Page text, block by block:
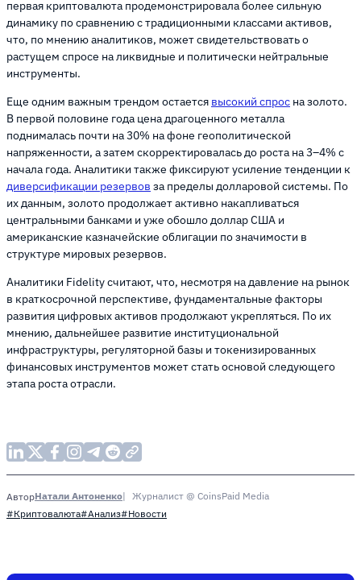
первая криптовалюта продемонстрировала более сильную
динамику по сравнению с традиционными классами активов,
что, по мнению аналитиков, может свидетельствовать о
растущем спросе на ликвидные и политически нейтральные
инструменты.
Еще одним важным трендом остается высокий спрос на золото.
В первой половине года цена драгоценного металла
поднималась почти на 30% на фоне геополитической
напряженности, а затем скорректировалась до роста на 3–4% с
начала года. Аналитики также фиксируют усиление тенденции к
диверсификации резервов за пределы долларовой системы. По
их данным, золото продолжает активно накапливаться
центральными банками и уже обошло доллар США и
американские казначейские облигации по значимости в
структуре мировых резервов.
Аналитики Fidelity считают, что, несмотря на давление на рынок
в краткосрочной перспективе, фундаментальные факторы
развития цифровых активов продолжают укрепляться. По их
мнению, дальнейшее развитие институциональной
инфраструктуры, регуляторной базы и токенизированных
финансовых инструментов может стать основой следующего
этапа роста отрасли.
АвторНатали Антоненко
Журналист @ CoinsPaid Media
#Криптовалюта#Анализ#Новости